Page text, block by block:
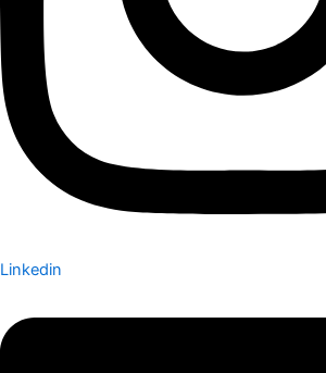
Linkedin